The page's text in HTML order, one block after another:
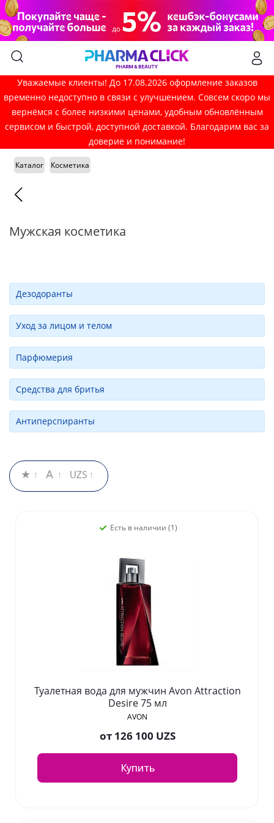
Уважаемые клиенты! До 17.08.2026 оформление заказов
временно недоступно в связи с улучшением. Совсем скоро мы
вернёмся с более низкими ценами, удобным обновлённым
сервисом и быстрой, доступной доставкой. Благодарим вас за
доверие и понимание!
Каталог Косметика
Мужская косметика
Дезодоранты
Уход за лицом и телом
Парфюмерия
Средства для бритья
Антиперспиранты
Есть в наличии (1)
Туалетная вода для мужчин Avon Attraction
Desire 75 мл
AVON
от 126 100 UZS
Купить